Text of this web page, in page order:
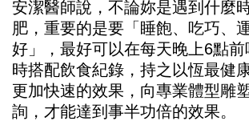
安潔醫師說，不論妳是遇到什麼
肥，重要的是要「睡飽、吃巧、
好」，最好可以在每天晚上6點前
時搭配飲食紀錄，持之以恆最健
更加快速的效果，向專業體型雕
詢，才能達到事半功倍的效果。